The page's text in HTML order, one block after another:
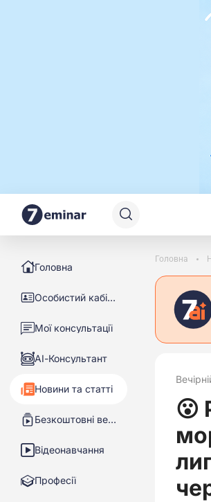
Головна
Особистий кабінет
Мої консультації
АІ-Консультант
Новини та статті
Безкоштовні вебінари
Відеонавчання
Професії
Головна
😮